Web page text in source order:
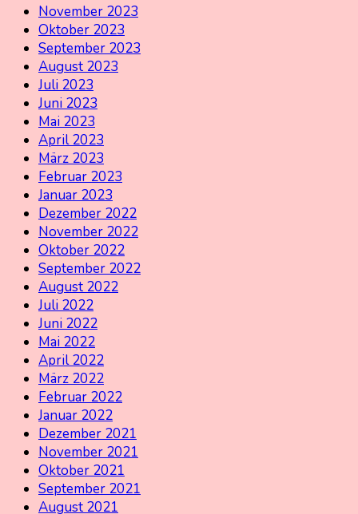
November 2023
Oktober 2023
September 2023
August 2023
Juli 2023
Juni 2023
Mai 2023
April 2023
März 2023
Februar 2023
Januar 2023
Dezember 2022
November 2022
Oktober 2022
September 2022
August 2022
Juli 2022
Juni 2022
Mai 2022
April 2022
März 2022
Februar 2022
Januar 2022
Dezember 2021
November 2021
Oktober 2021
September 2021
August 2021